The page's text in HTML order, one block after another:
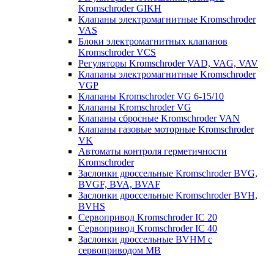
Kromschroder GIKH
Клапаны электромагнитные Kromschroder
VAS
Блоки электромагнитных клапанов
Kromschroder VCS
Регуляторы Kromschroder VAD, VAG, VAV
Клапаны электромагнитные Kromschroder
VGP
Клапаны Kromschroder VG 6-15/10
Клапаны Kromschroder VG
Клапаны сбросные Kromschroder VAN
Клапаны газовые моторные Kromschroder
VK
Автоматы контроля герметичности
Kromschroder
Заслонки дроссельные Kromschroder BVG,
BVGF, BVA, BVAF
Заслонки дроссельные Kromschroder BVH,
BVHS
Сервопривод Kromschroder IC 20
Сервопривод Kromschroder IC 40
Заслонки дроссельные BVHM с
сервоприводом МВ